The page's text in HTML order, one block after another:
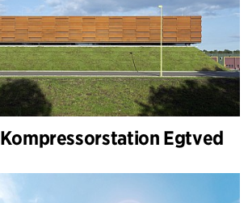
Kompressorstation Egtved